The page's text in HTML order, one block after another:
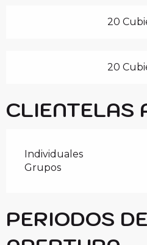
20
20
CLIENTELAS
Individuales
Grupos
PERIODOS DE